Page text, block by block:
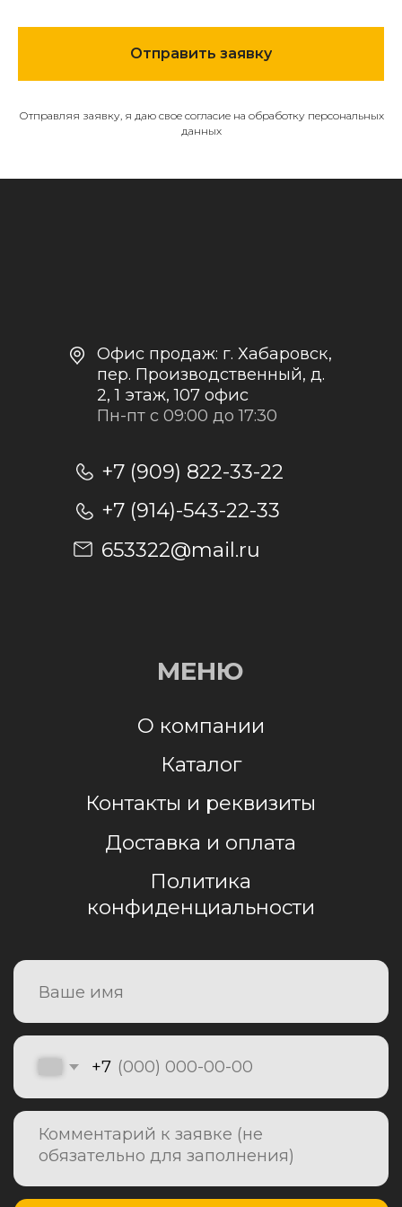
Отправить заявку
Отправляя заявку, я даю свое согласие на обработку персональных
данных
О компании
Каталог
Контакты и реквизиты
Доставка и оплата
Отправить заявку
Отправляя заявку, я даю согласие на
обработку персональных данных